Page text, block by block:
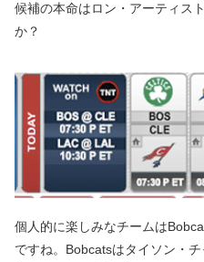
候補の本命はロン・アーティス
か？
個人的に楽しみなチームは
ですね。Bobcatsはタイソン・